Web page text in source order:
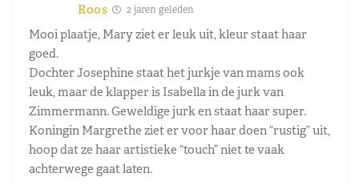
Roos 2 jaren geleden
Mooi plaatje, Mary ziet er leuk uit, kleur staat haar
goed.
Dochter Josephine staat het jurkje van mams ook
leuk, maar de klapper is Isabella in de jurk van
Zimmermann. Geweldige jurk en staat haar super.
Koningin Margrethe ziet er voor haar doen “rustig” uit,
hoop dat ze haar artistieke “touch” niet te vaak
achterwege gaat laten.